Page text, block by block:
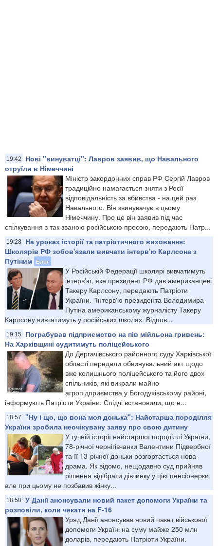
19:42
Нові "винуватці": Лавров заявив, що Навального
отруїли в Німеччині
Міністр закордонних справ РФ Сергій Лавров
традиційно намагається зняти з Росії
відповідальність за вбивства - на цей раз
Навального. Він звинувачує в цьому
Німеччину. Про це він заявив під час
спілкування з так званою російською пресою, передають Патр...
19:28
На уроках історії та патріотичного виховання:
Школярів РФ зобов'язали вивчати інтерв'ю Карлсона з
Путіним Блог
У Російській Федерації школярі вивчатимуть
інтерв'ю, яке президент РФ дав американцеві
Такеру Карлсону, передають Патріоти
України. "Інтерв'ю президента Володимира
Путіна американському журналісту Такеру
Карлсону вивчатимуть у російських школах. Відпов...
19:15
Пограбував підприємство на пів мійльона гривень:
На Харківщині судитимуть поліцейського
До Дергачівського районного суду Харківської
області передали обвинувальний акт щодо
вже колишнього поліцейського та його двох
спільників, які викрали майно
агропідприємства у Богодухівському районі,
інформують Патріоти України. Слідчі встановили, що е...
18:57
"Ну і що, що вона моя донька": Найстарша породілля
України зробила неочікувану заяву про свою дитину
У гучній історії найстаршої породіллі України,
78-річної чернігівчанки Валентини Підвербної
та її 13-річної доньки розгортається нова
драма. Як відомо, нещодавно суд прийняв
рішення відібрати дівчинку у цієї пенсіонерки,
але при цьому не позбавив жінку...
18:50 У Данії анонсували новий пакет допомоги України та
розповіли, коли чекати на F-16
Уряд Данії анонсував новий пакет військової
допомоги Україні на суму майже 250 млн
доларів, передають Патріоти України.